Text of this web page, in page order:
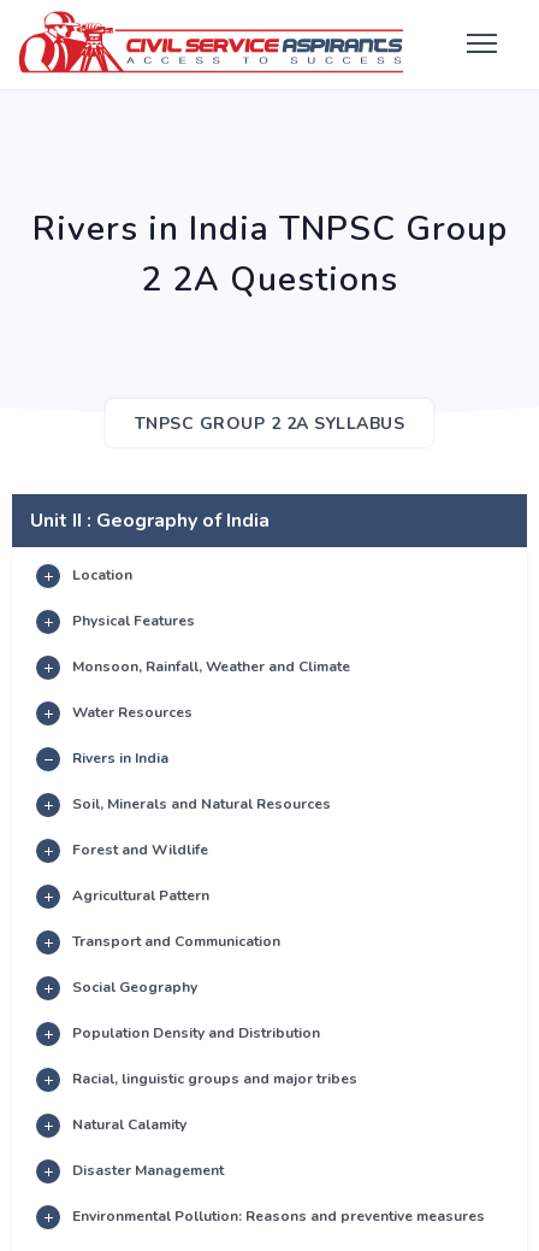
Rivers in India TNPSC Group
2 2A Questions
TNPSC GROUP 2 2A SYLLABUS
Unit II : Geography of India
Location
Physical Features
Monsoon, Rainfall, Weather and Climate
Water Resources
Rivers in India
Soil, Minerals and Natural Resources
Forest and Wildlife
Agricultural Pattern
Transport and Communication
Social Geography
Population Density and Distribution
Racial, linguistic groups and major tribes
Natural Calamity
Disaster Management
Environmental Pollution: Reasons and preventive measures